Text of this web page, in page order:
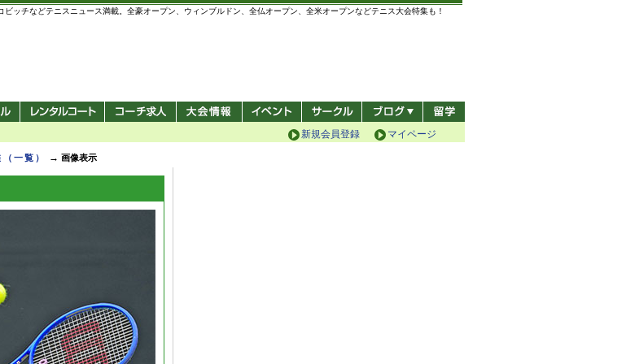
ッチなどテニスニュース満載。全豪オープン、ウィンブルドン、全仏オープン、全米オープンなどテニス大会特集も！
マイページ
新規会員登録
一覧） → 画像表示